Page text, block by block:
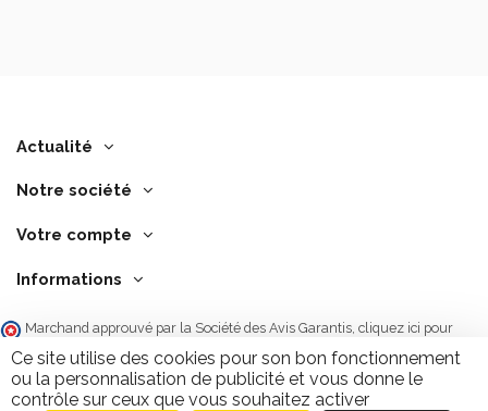
Actualité
Notre société
Votre compte
Informations
Marchand approuvé par la Société des Avis Garantis, cliquez ici pour
Ce site utilise des cookies pour son bon fonctionnement
ou la personnalisation de publicité et vous donne le
contrôle sur ceux que vous souhaitez activer